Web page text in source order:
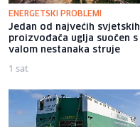
ENERGETSKI PROBLEMI
Jedan od najvećih svjetskih
proizvođača uglja suočen s
valom nestanaka struje
1 sat